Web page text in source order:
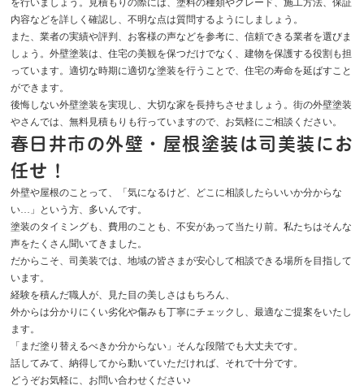
を行いましょう。見積もりの際には、塗料の種類やグレード、施工方法、保証
内容などを詳しく確認し、不明な点は質問するようにしましょう。
また、業者の実績や評判、お客様の声などを参考に、信頼できる業者を選びま
しょう。外壁塗装は、住宅の美観を保つだけでなく、建物を保護する役割も担
っています。適切な時期に適切な塗装を行うことで、住宅の寿命を延ばすこと
ができます。
後悔しない外壁塗装を実現し、大切な家を長持ちさせましょう。街の外壁塗装
やさんでは、無料見積もりも行っていますので、お気軽にご相談ください。
春日井市の外壁・屋根塗装は司美装にお
任せ！
外壁や屋根のことって、「気になるけど、どこに相談したらいいか分からな
い…」という方、多いんです。
塗装のタイミングも、費用のことも、不安があって当たり前。私たちはそんな
声をたくさん聞いてきました。
だからこそ、司美装では、地域の皆さまが安心して相談できる場所を目指して
います。
経験を積んだ職人が、見た目の美しさはもちろん、
外からは分かりにくい劣化や傷みも丁寧にチェックし、最適なご提案をいたし
ます。
「まだ塗り替えるべきか分からない」そんな段階でも大丈夫です。
話してみて、納得してから動いていただければ、それで十分です。
どうぞお気軽に、お問い合わせください♪